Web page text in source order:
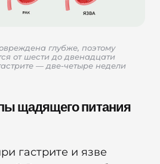
глубже, поэтому
от шести до двенадцати
— две-четыре недели
щадящего питания
гастрите и язве